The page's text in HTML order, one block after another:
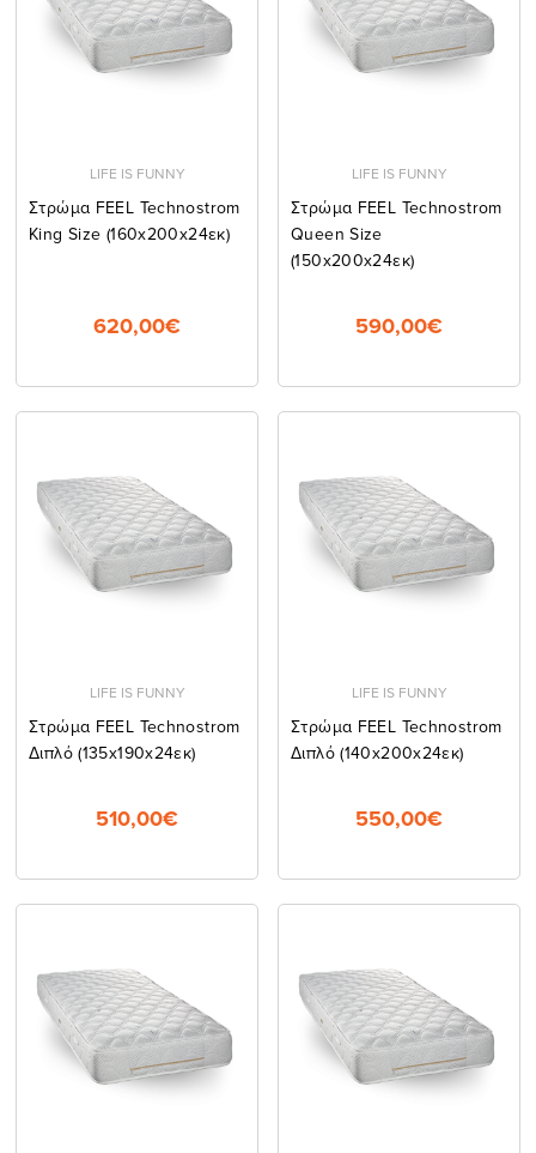
LIFE IS FUNNY
Στρώμα FEEL Technostrom
King Size (160x200x24εκ)
620,00€
LIFE IS FUNNY
Στρώμα FEEL Technostrom
Queen Size
(150x200x24εκ)
590,00€
LIFE IS FUNNY
Στρώμα FEEL Technostrom
Διπλό (135x190x24εκ)
510,00€
LIFE IS FUNNY
Στρώμα FEEL Technostrom
Διπλό (140x200x24εκ)
550,00€